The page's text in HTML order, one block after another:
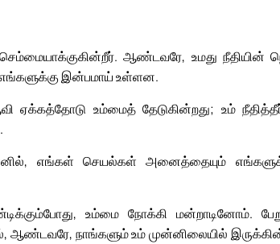
ஆண்டவரே, உமது நீதியின்
எங்களுக்கு இன்பமாய் உள்ளன.
ஏக்கத்தோடு உம்மைத் தேடுகின்றது; உம்
எங்கள் செயல்கள் அனைத்தையும்
உம்மை நோக்கி மன்றாடினோம்.
ஆண்டவரே, நாங்களும் உம் முன்னிலையில்